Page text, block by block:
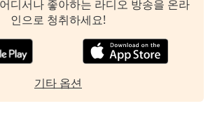
디서나 좋아하는 라디오 방송을 온라
인으로 청취하세요!
기타 옵션